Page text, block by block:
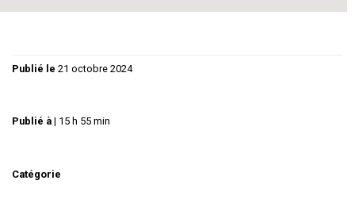
Publié le 21 octobre 2024
Publié à | 15 h 55 min
Catégorie